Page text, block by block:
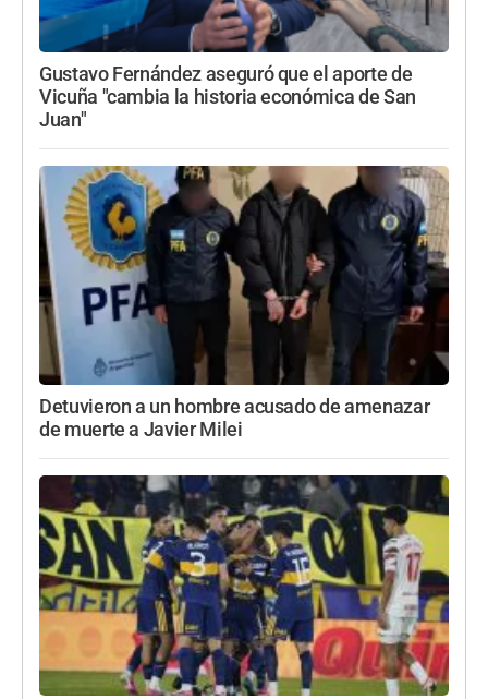
Gustavo Fernández aseguró que el aporte de
Vicuña "cambia la historia económica de San
Juan"
Detuvieron a un hombre acusado de amenazar
de muerte a Javier Milei